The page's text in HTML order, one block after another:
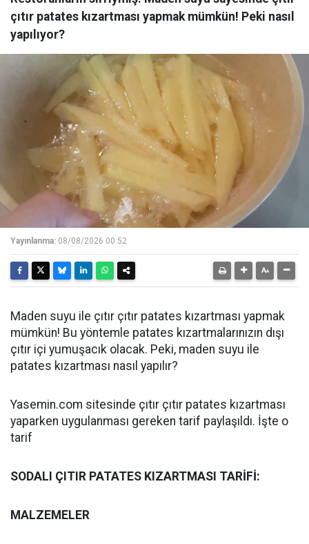
çıtır patates kızartması yapmak mümkün! Peki nasıl
yapılıyor?
Yayınlanma: 08/08/2026 00:52
Maden suyu ile çıtır çıtır patates kızartması yapmak
mümkün! Bu yöntemle patates kızartmalarınızın dışı
çıtır içi yumuşacık olacak. Peki, maden suyu ile
patates kızartması nasıl yapılır?
Yasemin.com sitesinde çıtır çıtır patates kızartması
yaparken uygulanması gereken tarif paylaşıldı. İşte o
tarif
SODALI ÇITIR PATATES KIZARTMASI TARİFİ:
MALZEMELER